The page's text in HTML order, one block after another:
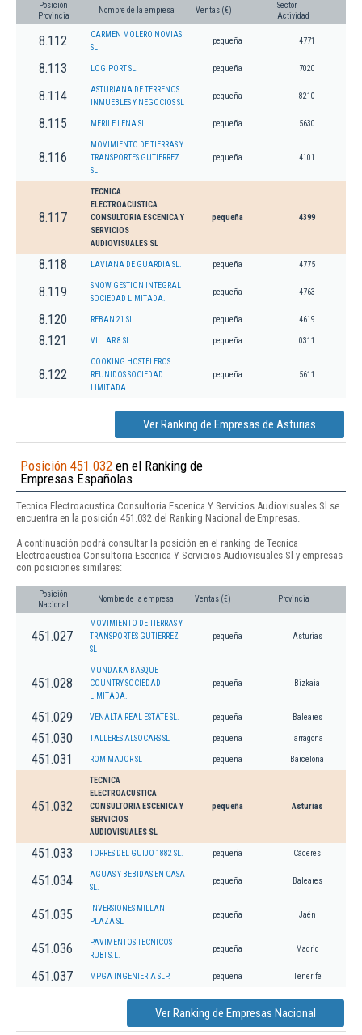
Posición
Provincia
Nombre de la empresa Ventas (€)
Sector
Actividad
8.112
CARMEN MOLERO NOVIAS
SL
pequeña 4771
8.113 LOGIPORT SL. pequeña 7020
8.114
ASTURIANA DE TERRENOS
INMUEBLES Y NEGOCIOS SL
pequeña 8210
8.115 MERILE LENA SL. pequeña 5630
8.116
MOVIMIENTO DE TIERRAS Y
TRANSPORTES GUTIERREZ
SL
pequeña 4101
8.117
TECNICA
ELECTROACUSTICA
CONSULTORIA ESCENICA Y
SERVICIOS
AUDIOVISUALES SL
pequeña 4399
8.118 LAVIANA DE GUARDIA SL. pequeña 4775
8.119
SNOW GESTION INTEGRAL
SOCIEDAD LIMITADA.
pequeña 4763
8.120 REBAN 21 SL pequeña 4619
8.121 VILLAR 8 SL pequeña 0311
8.122
COOKING HOSTELEROS
REUNIDOS SOCIEDAD
LIMITADA.
pequeña 5611
Ver Ranking de Empresas de Asturias
Posición 451.032 en el Ranking de
Empresas Españolas
Tecnica Electroacustica Consultoria Escenica Y Servicios Audiovisuales Sl se
encuentra en la posición 451.032 del Ranking Nacional de Empresas.
A continuación podrá consultar la posición en el ranking de Tecnica
Electroacustica Consultoria Escenica Y Servicios Audiovisuales Sl y empresas
con posiciones similares:
Posición
Nacional
Nombre de la empresa Ventas (€) Provincia
451.027
MOVIMIENTO DE TIERRAS Y
TRANSPORTES GUTIERREZ
SL
pequeña Asturias
451.028
MUNDAKA BASQUE
COUNTRY SOCIEDAD
LIMITADA.
pequeña Bizkaia
451.029 VENALTA REAL ESTATE SL. pequeña Baleares
451.030 TALLERES ALSOCARS SL pequeña Tarragona
451.031 ROM MAJOR SL pequeña Barcelona
451.032
TECNICA
ELECTROACUSTICA
CONSULTORIA ESCENICA Y
SERVICIOS
AUDIOVISUALES SL
pequeña Asturias
451.033 TORRES DEL GUIJO 1882 SL. pequeña Cáceres
451.034
AGUAS Y BEBIDAS EN CASA
SL.
pequeña Baleares
451.035
INVERSIONES MILLAN
PLAZA SL
pequeña Jaén
451.036
PAVIMENTOS TECNICOS
RUBI S.L.
pequeña Madrid
451.037 MPGA INGENIERIA SLP. pequeña Tenerife
Ver Ranking de Empresas Nacional